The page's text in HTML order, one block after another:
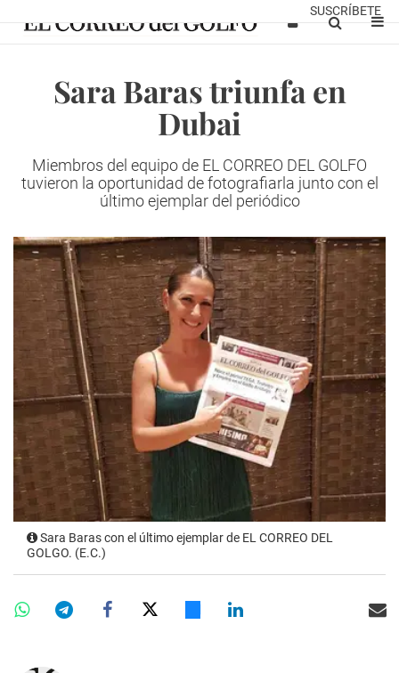
SUSCRÍBETE
Sara Baras triunfa en
Dubai
Miembros del equipo de EL CORREO DEL GOLFO
tuvieron la oportunidad de fotografiarla junto con el
último ejemplar del periódico
Sara Baras con el último ejemplar de EL CORREO DEL
GOLGO. (E.C.)